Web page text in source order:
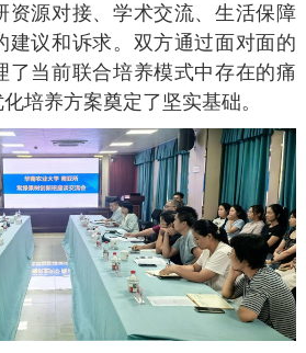
资源对接、学术交流、生活保障
建议和诉求。双方通过面对面的
了当前联合培养模式中存在的痛
培养方案奠定了坚实基础。